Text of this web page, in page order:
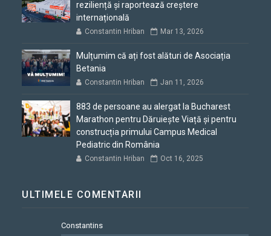
reziliență și raportează creștere
internațională
Constantin Hriban Mar 13, 2026
Mulțumim că ați fost alături de Asociația
Betania
Constantin Hriban Jan 11, 2026
883 de persoane au alergat la Bucharest
Marathon pentru Dăruiește Viață și pentru
construcția primului Campus Medical
Pediatric din România
Constantin Hriban Oct 16, 2025
ULTIMELE COMENTARII
Constantins